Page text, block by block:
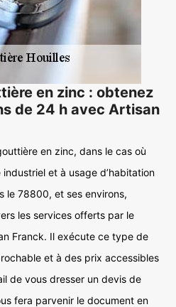
en zinc : obtenez
de 24 h avec Artisan
en zinc, dans le cas où
et à usage d’habitation
le 78800, et ses environs,
les services offerts par le
Franck. Il exécute ce type de
et à des prix accessibles
de vous dresser un devis de
fera parvenir le document en